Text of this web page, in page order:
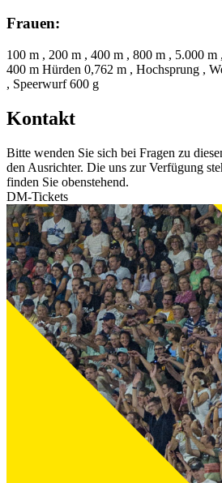
Frauen:
100 m , 200 m , 400 m , 800 m , 5.000
400 m Hürden 0,762 m , Hochsprung ,
, Speerwurf 600 g
Kontakt
Bitte wenden Sie sich bei Fragen zu
den Ausrichter. Die uns zur Verfügung
finden Sie obenstehend.
DM-Tickets